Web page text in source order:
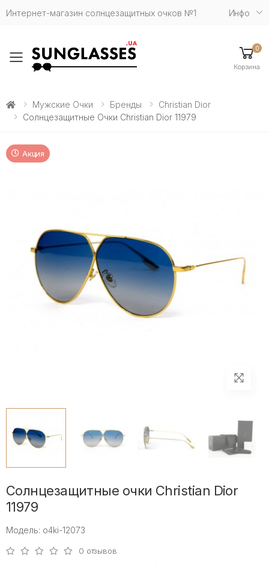
Интернет-магазин солнцезащитных очков №1 Инфо
Toggle mobile menu
0
Корзина
Мужские Очки Бренды
Christian Dior
Солнцезащитные Очки Christian Dior 11979
Акция
Солнцезащитные очки Christian Dior
11979
Модель: o4ki-12073
0 отзывов